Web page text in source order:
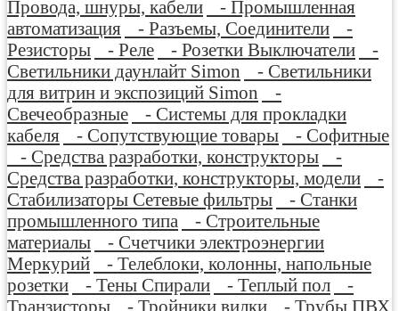
Провода, шнуры, кабели
- Промышленная
автоматизация
- Разъемы, Соединители
-
Резисторы
- Реле - Розетки Выключатели
-
Светильники даунлайт Simon
- Светильники
для витрин и экспозиций Simon
-
Свечеобразные
- Системы для прокладки
кабеля
- Сопутствующие товары
- Софитные
- Средства разработки, конструкторы
-
Средства разработки, конструкторы, модели
-
Стабилизаторы Сетевые фильтры
- Станки
промышленного типа
- Строительные
материалы
- Счетчики электроэнергии
Меркурий
- Телеблоки, колонны, напольные
розетки
- Тены Спирали - Теплый пол
-
Транзисторы
- Тройники вилки
- Трубы ПВХ